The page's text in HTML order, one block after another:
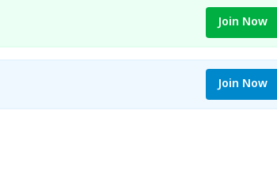
Join Now
Join Now